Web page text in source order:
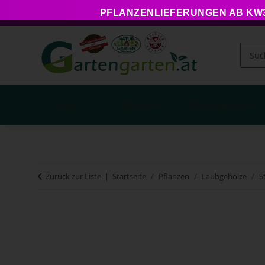
PFLANZENLIEFERUNGEN AB
Zurück zur Liste Startseite Pflanzen Laubgehölze